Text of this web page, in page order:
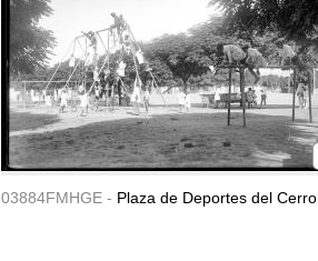
03884FMHGE - Plaza de Deportes del Cerro.